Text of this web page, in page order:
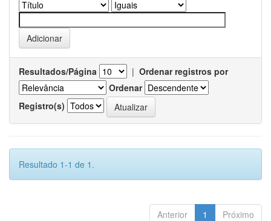
Resultados/Página | Ordenar registros por
Ordenar
Registro(s)
Resultado 1-1 de 1.
Anterior 1 Próximo